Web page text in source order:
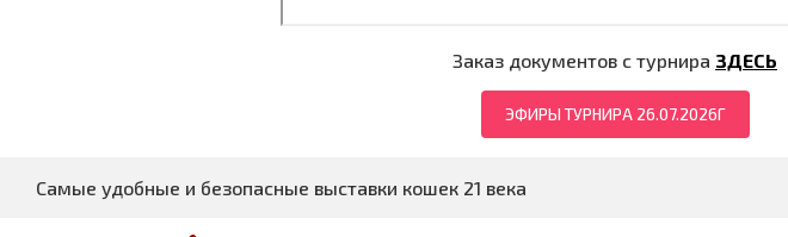
Заказ документов с турнира ЗДЕСЬ
ЭФИРЫ ТУРНИРА 26.07.2026Г
Самые удобные и безопасные выставки кошек 21 века